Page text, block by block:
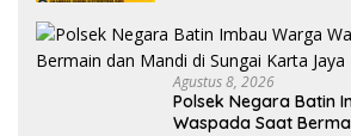
Agustus 8, 2026
Polsek Negara Batin
Waspada Saat